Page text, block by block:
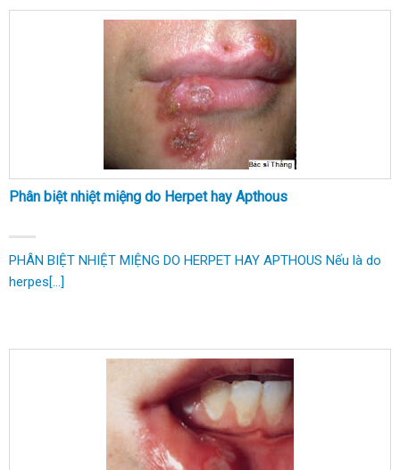
Phân biệt nhiệt miệng do Herpet hay Apthous
PHÂN BIỆT NHIỆT MIỆNG DO HERPET HAY APTHOUS Nếu là do
herpes[...]